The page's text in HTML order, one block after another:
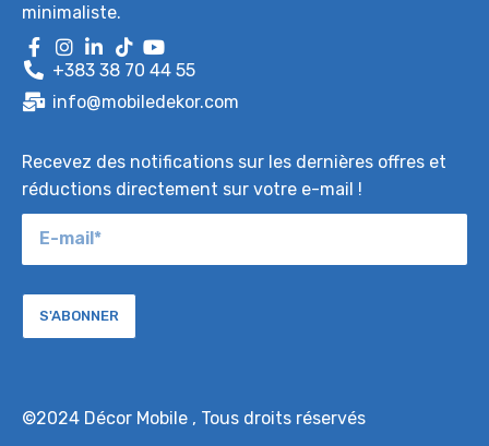
minimaliste.
+383 38 70 44 55
info@mobiledekor.com
Recevez des notifications sur les dernières offres et
réductions directement sur votre e-mail !
S'ABONNER
©2024 Décor Mobile , Tous droits réservés